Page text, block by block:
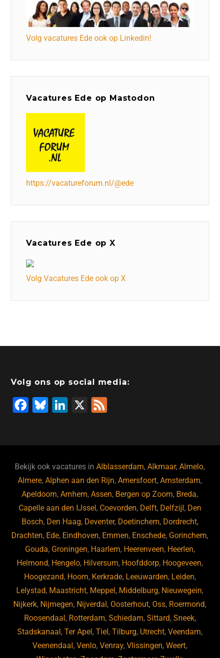
Volg vacatures Ede ook op Linkedin!
Vacatures Ede op Mastodon
https://vacatureforum.nl/@ede
Vacatures Ede op X
Volg Vacatures Ede ook op X
Volg ons op social media:
F
b
o
o
k
Bl
ky
Li
dI
n
X
Bekijk ook vacatures inAlblasserdam,Alkmaar,Almelo,
Almere,Alphen aan den Rijn,Amersfoort,Amsterdam,
Apeldoorn,Arnhem,Assen, Bergen op Zoom, Breda,
Capelle aan den IJssel, Coevorden, Delft, Delfzijl, Den
Bosch, Den Haag, Deventer, Doetinchem, Dordrecht,
Drachten, Ede, Eindhoven, Emmen, Enschede, Gorinchem,
Gouda, Groningen, Haarlem, Heerenveen, Heerlen,
Helmond, Hengelo, Hilversum, Hoofddorp, Hoogeveen,
Hoogezand, Hoorn, Kerkrade, Leeuwarden, Leiden,
Lelystad, Maastricht, Meppel, Middelburg, Nieuwegein,
Nijkerk, Nijmegen, Nijverdal, Oosterhout, Oss, Roermond,
Roosendaal, Rotterdam, Schiedam, Sittard, Sneek,
Stadskanaal,Ter Apel,Tiel,Tilburg, Utrecht,Veendam,
Veenendaal,Venlo,Venray,Vlissingen,Weert,